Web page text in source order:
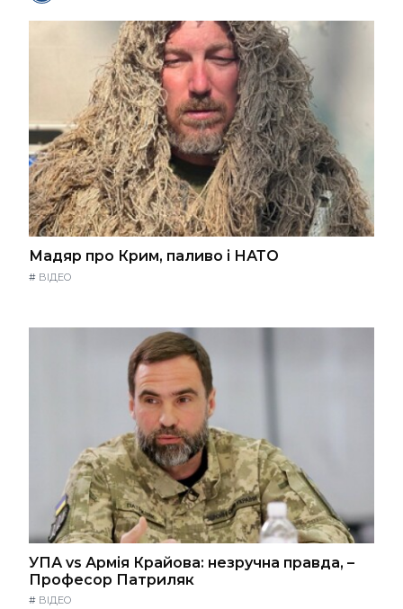
Мадяр про Крим, паливо і НАТО
# ВІДЕО
УПА vs Армія Крайова: незручна правда, –
Професор Патриляк
# ВІДЕО